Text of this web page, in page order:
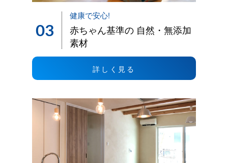
03
健康で安心!
赤ちゃん基準の 自然・無添加
素材
詳しく見る